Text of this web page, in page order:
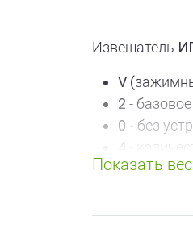
Извещатель
V (
2 -
0 - без
4
с